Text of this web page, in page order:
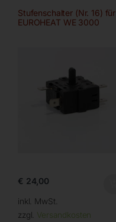
Stufenschalter (Nr. 16) für
EUROHEAT WE 3000
€ 24,00
inkl. MwSt.
zzgl. Versandkosten